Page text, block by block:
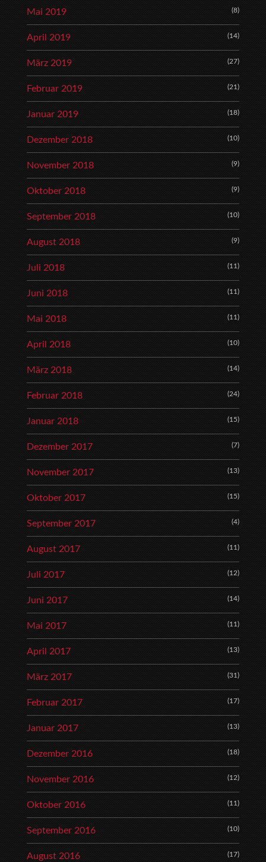
Mai 2019 (8)
April 2019 (14)
März 2019 (27)
Februar 2019 (21)
Januar 2019 (18)
Dezember 2018 (10)
November 2018 (9)
Oktober 2018 (9)
September 2018 (10)
August 2018 (9)
Juli 2018 (11)
Juni 2018 (11)
Mai 2018 (11)
April 2018 (10)
März 2018 (14)
Februar 2018 (24)
Januar 2018 (15)
Dezember 2017 (7)
November 2017 (13)
Oktober 2017 (15)
September 2017 (4)
August 2017 (11)
Juli 2017 (12)
Juni 2017 (14)
Mai 2017 (11)
April 2017 (13)
März 2017 (31)
Februar 2017 (17)
Januar 2017 (13)
Dezember 2016 (18)
November 2016 (12)
Oktober 2016 (11)
September 2016 (10)
August 2016 (17)